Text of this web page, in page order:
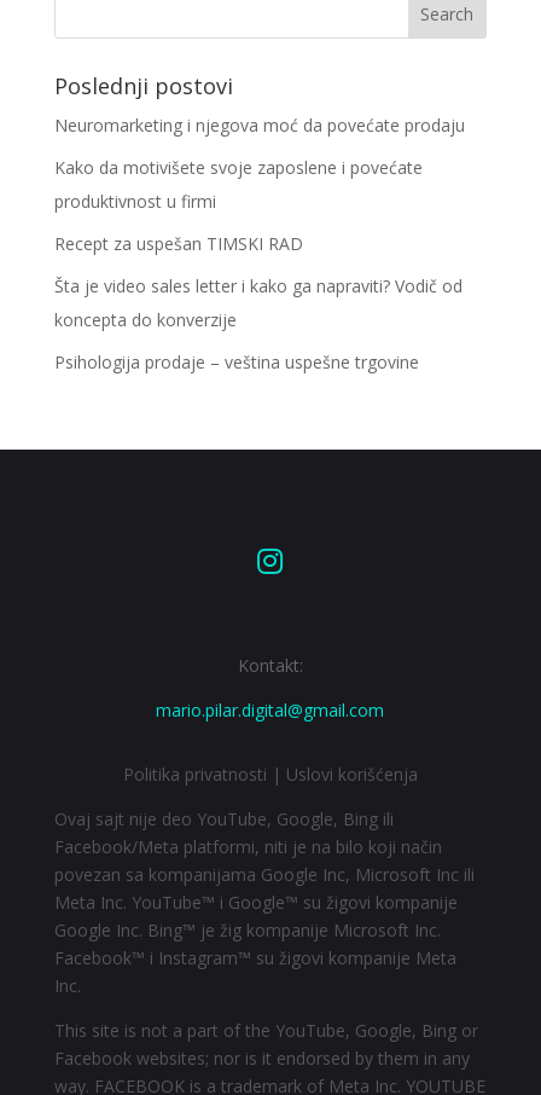
Poslednji postovi
Neuromarketing i njegova moć da povećate prodaju
Kako da motivišete svoje zaposlene i povećate
produktivnost u firmi
Recept za uspešan TIMSKI RAD
Šta je video sales letter i kako ga napraviti? Vodič od
koncepta do konverzije
Psihologija prodaje – veština uspešne trgovine

Kontakt:
mario.pilar.digital@gmail.com
Politika privatnosti | Uslovi korišćenja
Ovaj sajt nije deo YouTube, Google, Bing ili
Facebook/Meta platformi, niti je na bilo koji način
povezan sa kompanijama Google Inc, Microsoft Inc ili
Meta Inc. YouTube™ i Google™ su žigovi kompanije
Google Inc. Bing™ je žig kompanije Microsoft Inc.
Facebook™ i Instagram™ su žigovi kompanije Meta
Inc.
This site is not a part of the YouTube, Google, Bing or
Facebook websites; nor is it endorsed by them in any
way. FACEBOOK is a trademark of Meta Inc. YOUTUBE